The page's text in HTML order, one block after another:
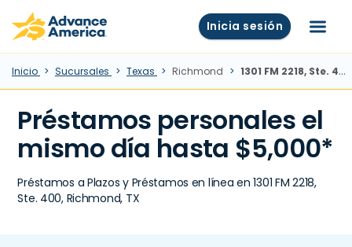
Skip to main content
Advance America home Inicia sesión Menú
Inicio Sucursales Texas Richmond 1301 FM 2218, Ste. 400, Richmond, TX
Préstamos personales el
mismo día hasta $5,000*
Préstamos a Plazos y Préstamos en línea en 1301 FM 2218,
Ste. 400, Richmond, TX